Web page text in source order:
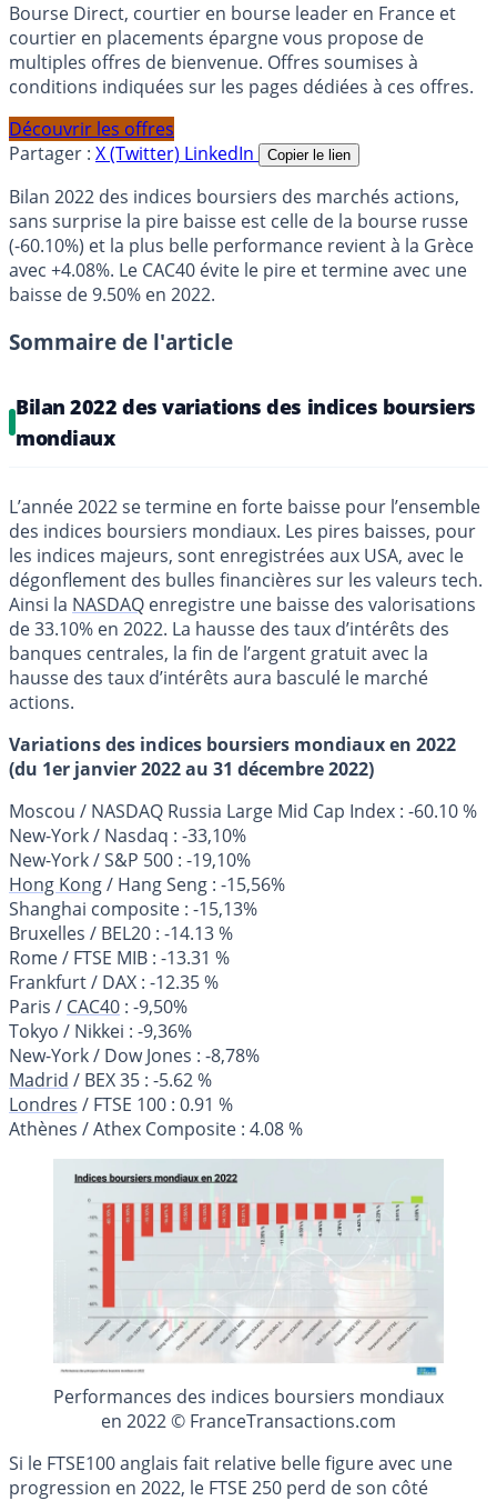
Bourse Direct, courtier en bourse leader en France et
courtier en placements épargne vous propose de
multiples offres de bienvenue. Offres soumises à
conditions indiquées sur les pages dédiées à ces offres.
Découvrir les offres
Partager : X (Twitter) LinkedIn Copier le lien
Bilan 2022 des indices boursiers des marchés actions,
sans surprise la pire baisse est celle de la bourse russe
(-60.10%) et la plus belle performance revient à la Grèce
avec +4.08%. Le CAC40 évite le pire et termine avec une
baisse de 9.50% en 2022.
Sommaire de l'article
Bilan 2022 des variations des indices boursiers
mondiaux
L’année 2022 se termine en forte baisse pour l’ensemble
des indices boursiers mondiaux. Les pires baisses, pour
les indices majeurs, sont enregistrées aux USA, avec le
dégonflement des bulles financières sur les valeurs tech.
Ainsi la NASDAQ enregistre une baisse des valorisations
de 33.10% en 2022. La hausse des taux d’intérêts des
banques centrales, la fin de l’argent gratuit avec la
hausse des taux d’intérêts aura basculé le marché
actions.
Variations des indices boursiers mondiaux en 2022
(du 1er janvier 2022 au 31 décembre 2022)
Moscou / NASDAQ Russia Large Mid Cap Index : -60.10 %
New-York / Nasdaq : -33,10%
New-York / S&P 500 : -19,10%
Hong Kong/ Hang Seng : -15,56%
Shanghai composite : -15,13%
Bruxelles / BEL20 : -14.13 %
Rome / FTSE MIB : -13.31 %
Frankfurt / DAX : -12.35 %
Paris / CAC40 : -9,50%
Tokyo / Nikkei : -9,36%
New-York / Dow Jones : -8,78%
Madrid / BEX 35 : -5.62 %
Londres / FTSE 100 : 0.91 %
Athènes / Athex Composite : 4.08 %
Performances des indices boursiers mondiaux
en 2022 © FranceTransactions.com
Si le FTSE100 anglais fait relative belle figure avec une
progression en 2022, le FTSE 250 perd de son côté